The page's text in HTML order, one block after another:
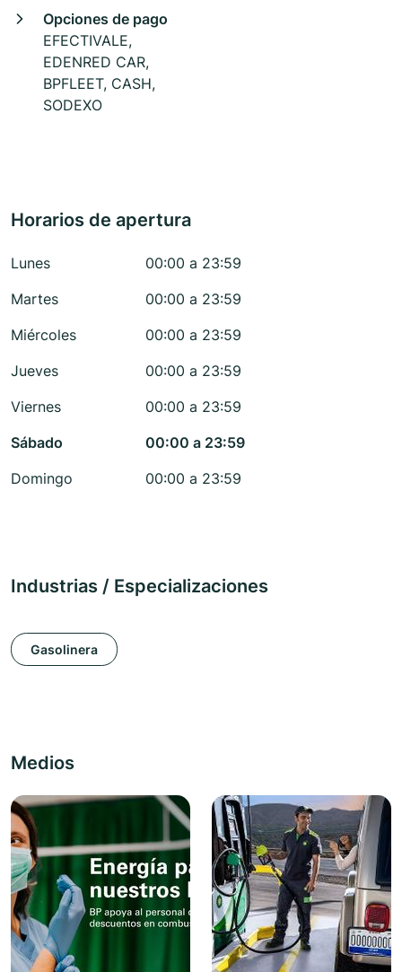
Opciones de pago
EFECTIVALE,
EDENRED CAR,
BPFLEET, CASH,
SODEXO
Horarios de apertura
Lunes
00:00 a 23:59
Martes
00:00 a 23:59
Miércoles
00:00 a 23:59
Jueves
00:00 a 23:59
Viernes
00:00 a 23:59
Sábado
00:00 a 23:59
Domingo
00:00 a 23:59
Industrias / Especializaciones
Gasolinera
Medios